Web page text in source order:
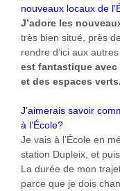
nouveaux locaux de
J’adore les
très bien situé, près
rendre d’ici aux
est fantastique
et des espaces verts.
J’aimerais savoir
à l’École?
Je vais à l’École en
station Dupleix, et
La durée de mon
parce que je dois